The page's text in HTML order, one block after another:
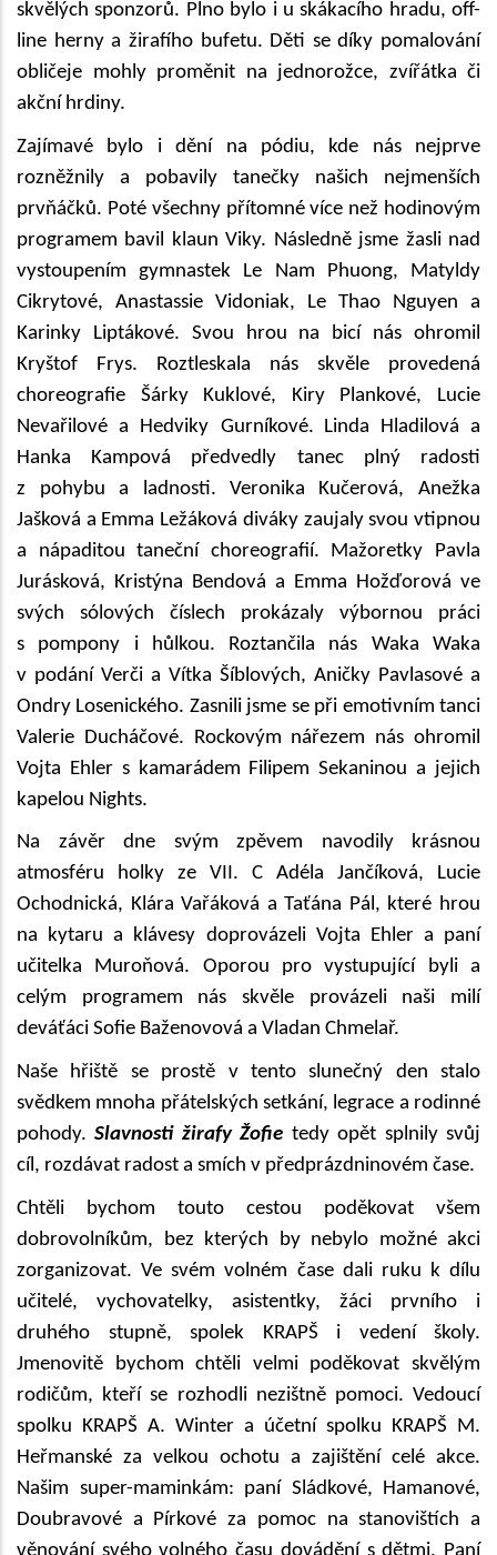
skvělých sponzorů. Plno bylo i u skákacího hradu, off-
line herny a žirafího bufetu. Děti se díky pomalování
obličeje mohly proměnit na jednorožce, zvířátka či
akční hrdiny.
Zajímavé bylo i dění na pódiu, kde nás nejprve
rozněžnily a pobavily tanečky našich nejmenších
prvňáčků. Poté všechny přítomné více než hodinovým
programem bavil klaun Viky. Následně jsme žasli nad
vystoupením gymnastek Le Nam Phuong, Matyldy
Cikrytové, Anastassie Vidoniak, Le Thao Nguyen a
Karinky Liptákové. Svou hrou na bicí nás ohromil
Kryštof Frys. Roztleskala nás skvěle provedená
choreografie Šárky Kuklové, Kiry Plankové, Lucie
Nevařilové a Hedviky Gurníkové. Linda Hladilová a
Hanka Kampová předvedly tanec plný radosti
z pohybu a ladnosti.
Veronika Kučerová, Anežka
Jašková a Emma Ležáková diváky zaujaly svou vtipnou
a nápaditou taneční choreografií. Mažoretky Pavla
Jurásková, Kristýna Bendová a Emma Hožďorová ve
svých sólových číslech prokázaly výbornou práci
s pompony i hůlkou. Roztančila nás Waka Waka
v podání Verči a Vítka Šíblových, Aničky Pavlasové a
Ondry Losenického. Zasnili jsme se při emotivním tanci
Valerie Ducháčové. Rockovým nářezem nás ohromil
Vojta Ehler s kamarádem Filipem Sekaninou a jejich
kapelou Nights.
Na závěr dne svým zpěvem navodily krásnou
atmosféru holky ze VII. C Adéla Jančíková, Lucie
Ochodnická, Klára Vařáková a Taťána Pál, které hrou
na kytaru a klávesy doprovázeli Vojta Ehler a paní
učitelka Muroňová. Oporou pro vystupující byli a
celým programem nás skvěle provázeli naši milí
deváťáci Sofie Baženovová a Vladan Chmelař.
Naše hřiště se prostě v tento slunečný den stalo
svědkem mnoha přátelských setkání, legrace a rodinné
pohody.Slavnosti žirafy Žofie tedy opět splnily svůj
cíl, rozdávat radost a smích v předprázdninovém čase.
Chtěli bychom touto cestou poděkovat všem
dobrovolníkům, bez kterých by nebylo možné akci
zorganizovat. Ve svém volném čase dali ruku k dílu
učitelé, vychovatelky, asistentky, žáci prvního i
druhého stupně, spolek KRAPŠ i vedení školy.
Jmenovitě bychom chtěli velmi poděkovat skvělým
rodičům, kteří se rozhodli nezištně pomoci. Vedoucí
spolku KRAPŠ A. Winter a účetní spolku KRAPŠ M.
Heřmanské za velkou ochotu a zajištění celé akce.
Našim super-maminkám: paní Sládkové, Hamanové,
Doubravové a Pírkové za pomoc na stanovištích a